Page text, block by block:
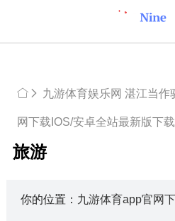
九游体育娱乐网 湛江当作
网下载IOS/安卓全站最新版下载
旅游
你的位置： 九游体育app官网